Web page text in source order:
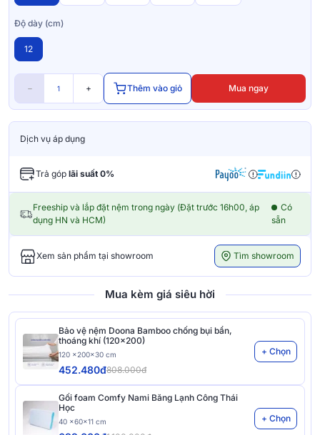
Độ dày (cm)
12
− + Thêm vào giỏ Mua ngay
Dịch vụ áp dụng
Trả góp lãi suất 0%
Freeship và lắp đặt nệm trong ngày (Đặt trước 16h00, áp
dụng HN và HCM)
Có
sẵn
Xem sản phẩm tại showroom Tìm showroom
Mua kèm giá siêu hời
Bảo vệ nệm Doona Bamboo chống bụi bẩn,
thoáng khí (120x200)
120 x200x30 cm
452.480đ808.000đ
+ Chọn
Gối foam Comfy Nami Băng Lạnh Công Thái
Học
40 x60x11 cm + Chọn